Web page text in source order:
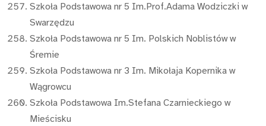
Szkoła Podstawowa nr 5 Im.Prof.Adama Wodziczki w
Swarzędzu
Szkoła Podstawowa nr 5 Im. Polskich Noblistów w
Śremie
Szkoła Podstawowa nr 3 Im. Mikołaja Kopernika w
Wągrowcu
Szkoła Podstawowa Im.Stefana Czarnieckiego w
Mieścisku